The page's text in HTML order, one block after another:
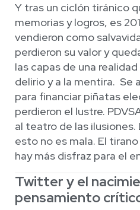
Y tras un ciclón tiránico
memorias y logros, es
vendieron como
perdieron su valor y
las capas de una
delirio y a la mentira. Se
para financiar piñatas
perdieron el lustre.
al teatro de las
esto no es mala. El
hay más disfraz para el
Twitter y el
pensamiento